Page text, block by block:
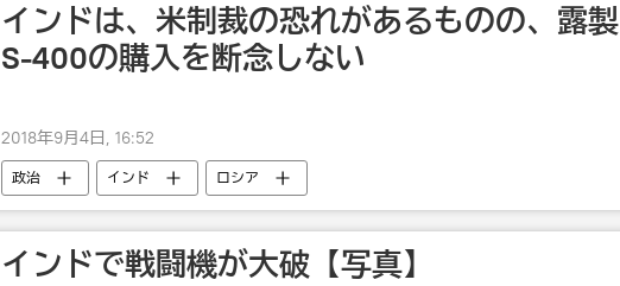
インドは、米制裁の恐れがあるものの、露製
S-400の購入を断念しない
2018年9月4日, 16:52
政治 インド ロシア
インドで戦闘機が大破【写真】